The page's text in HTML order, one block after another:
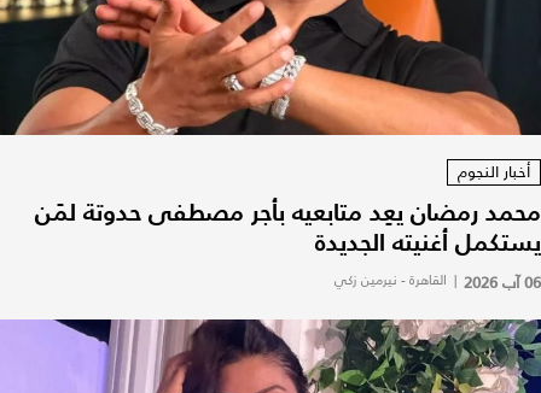
أخبار النجوم
محمد رمضان يعِد متابعيه بأجر مصطفى حدوتة لمَن
يستكمل أغنيته الجديدة
06 آب 2026 | القاهرة - نيرمين زكي